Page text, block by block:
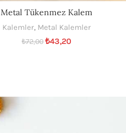
Metal Tükenmez Kalem
Kalemler, Metal Kalemler
₺72,00 ₺43,20